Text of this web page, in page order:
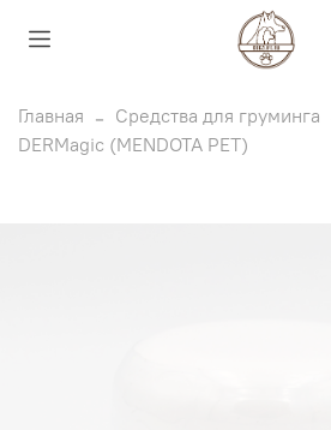
Главная
Средства для груминга
DERMagic (MENDOTA PET)